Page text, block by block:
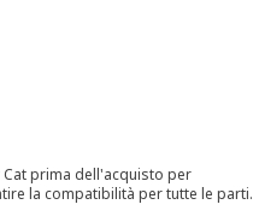
prima dell'acquisto per
la compatibilità per tutte le parti.